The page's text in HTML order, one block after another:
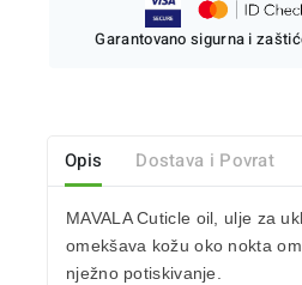
Garantovano sigurna i
Opis Dostava i Povrat
MAVALA Cuticle oil, ulje za
omekšava kožu oko nokta
nježno potiskivanje.